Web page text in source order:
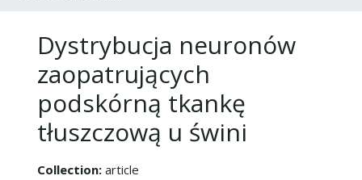
Dystrybucja neuronów
zaopatrujących
podskórną tkankę
tłuszczową u świni
Collection article